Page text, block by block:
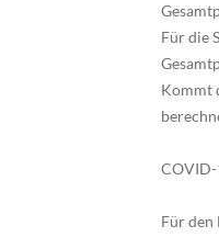
Für die
Kommt
COVID-
Für den